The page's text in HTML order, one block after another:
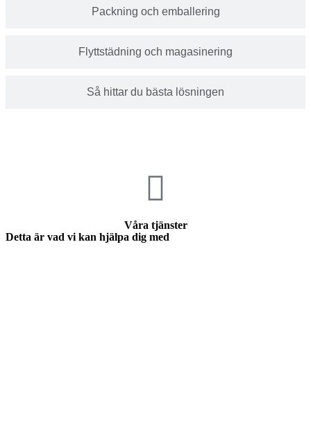
Packning och emballering
Flyttstädning och magasinering
Så hittar du bästa lösningen
Våra tjänster
Detta är vad vi kan hjälpa dig med